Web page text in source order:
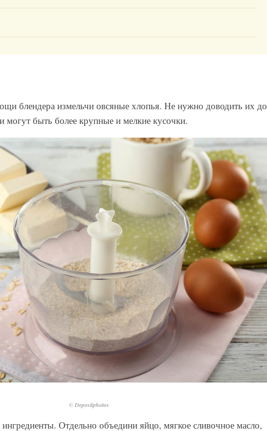
блендера измельчи овсяные хлопья. Не нужно доводить их до
могут быть более крупные и мелкие кусочки.
© Depositphotos
Отдельно объедини яйцо, мягкое сливочное масло,